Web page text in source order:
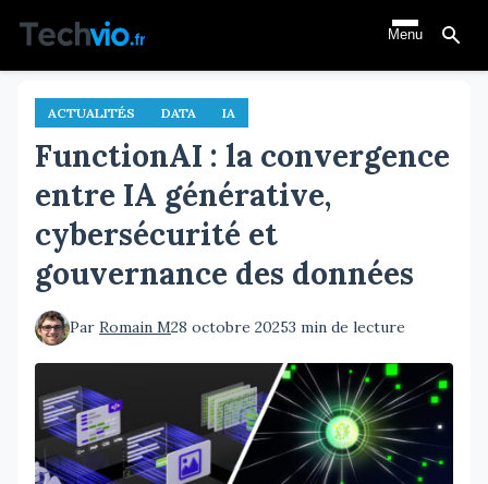
contenu
principal
Menu
ACTUALITÉS DATA IA
FunctionAI : la convergence
entre IA générative,
cybersécurité et
gouvernance des données
Par Romain M28 octobre 20253 min de lecture